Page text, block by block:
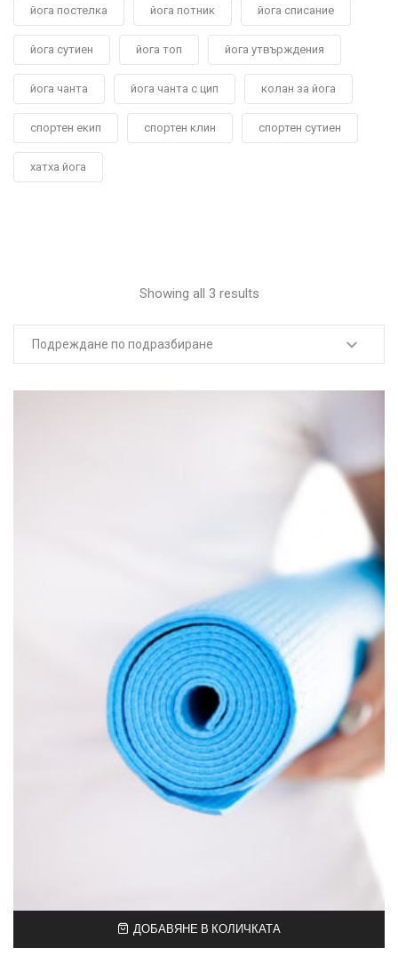
Showing all 3 results
ДОБАВЯНЕ В КОЛИЧКАТА
йога постелка йога потник йога списание
йога сутиен йога топ йога утвърждения
йога чанта йога чанта с цип колан за йога
спортен екип спортен клин спортен сутиен
хатха йога